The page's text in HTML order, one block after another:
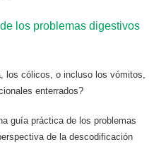
los problemas digestivos
los cólicos, o incluso los vómitos,
enterrados?
guía práctica de los problemas
de la descodificación